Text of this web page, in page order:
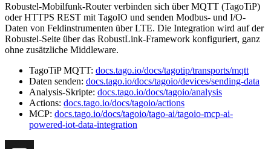
Robustel-Mobilfunk-Router verbinden sich über MQTT (TagoTiP)
oder HTTPS REST mit TagoIO und senden Modbus- und I/O-
Daten von Feldinstrumenten über LTE. Die Integration wird auf der
Robustel-Seite über das RobustLink-Framework konfiguriert, ganz
ohne zusätzliche Middleware.
TagoTiP MQTT: docs.tago.io/docs/tagotip/transports/mqtt
Daten senden: docs.tago.io/docs/tagoio/devices/sending-data
Analysis-Skripte: docs.tago.io/docs/tagoio/analysis
Actions: docs.tago.io/docs/tagoio/actions
MCP: docs.tago.io/docs/tagoio/tago-ai/tagoio-mcp-ai-
powered-iot-data-integration